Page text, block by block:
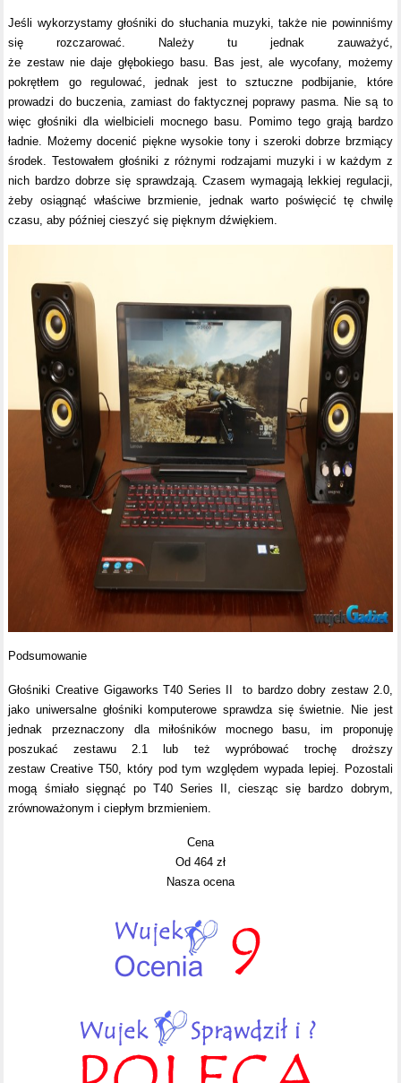
Jeśli wykorzystamy głośniki do słuchania muzyki, także nie powinniśmy
się rozczarować. Należy tu jednak zauważyć,
że zestaw nie daje głębokiego basu. Bas jest, ale wycofany, możemy
pokrętłem go regulować, jednak jest to sztuczne podbijanie, które
prowadzi do buczenia, zamiast do faktycznej poprawy pasma. Nie są to
więc głośniki dla wielbicieli mocnego basu. Pomimo tego grają bardzo
ładnie. Możemy docenić piękne wysokie tony i szeroki dobrze brzmiący
środek. Testowałem głośniki z różnymi rodzajami muzyki i w każdym z
nich bardzo dobrze się sprawdzają. Czasem wymagają lekkiej regulacji,
żeby osiągnąć właściwe brzmienie, jednak warto poświęcić tę chwilę
czasu, aby później cieszyć się pięknym dźwiękiem.
Podsumowanie
Głośniki Creative Gigaworks T40 Series II to bardzo dobry zestaw 2.0,
jako uniwersalne głośniki komputerowe sprawdza się świetnie. Nie jest
jednak przeznaczony dla miłośników mocnego basu, im proponuję
poszukać zestawu 2.1 lub też wypróbować trochę droższy
zestaw Creative T50, który pod tym względem wypada lepiej. Pozostali
mogą śmiało sięgnąć po T40 Series II, ciesząc się bardzo dobrym,
zrównoważonym i ciepłym brzmieniem.
Cena
Od 464 zł
Nasza ocena